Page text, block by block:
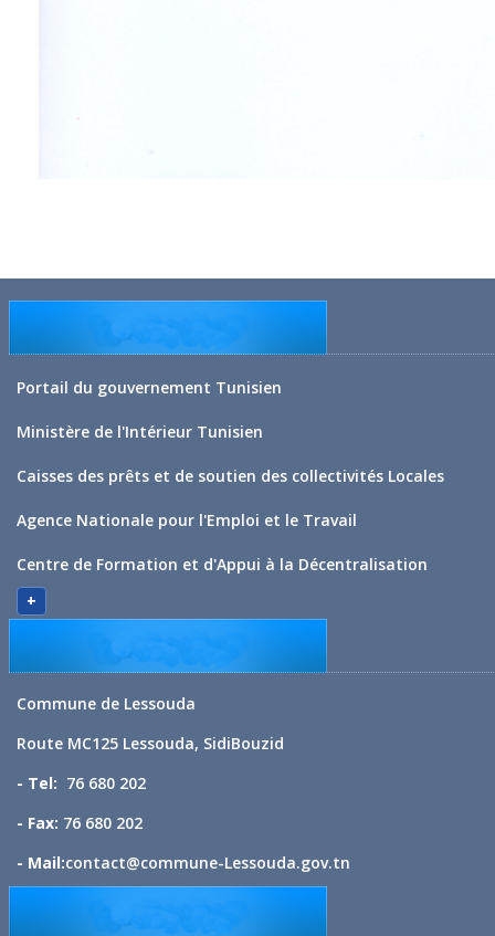
Portail du gouvernement Tunisien
Ministère de l'Intérieur Tunisien
Caisses des prêts et de soutien des collectivités Locales
Agence Nationale pour l'Emploi et le Travail
Centre de Formation et d'Appui à la Décentralisation
+
Commune de Lessouda
Route MC125 Lessouda, SidiBouzid
- Tel: 76 680 202
- Fax: 76 680 202
- Mail:contact@commune-Lessouda.gov.tn